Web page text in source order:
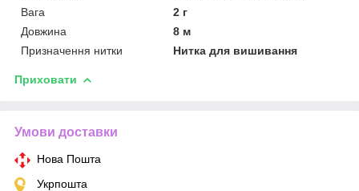
Вага
2 г
Довжина
8 м
Призначення нитки
Нитка для вишивання
Приховати
Умови доставки
Нова Пошта
Укрпошта